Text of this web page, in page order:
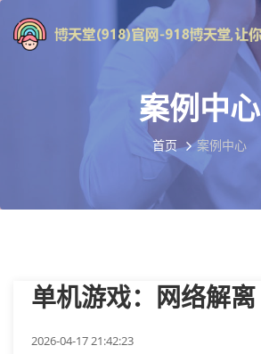
案例中心
首页 案例中心
单机游戏：网络解离
2026-04-17 21:42:23